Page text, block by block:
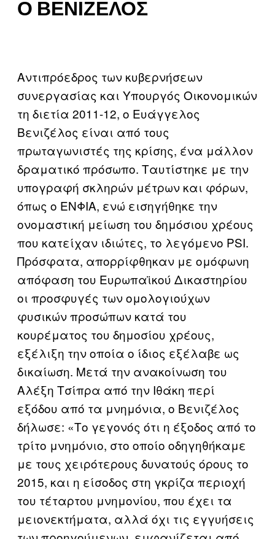
Ο ΒΕΝΙΖΈΛΟΣ
Αντιπρόεδρος των κυβερνήσεων
συνεργασίας και Υπουργός Οικονομικών
τη διετία 2011-12, ο Ευάγγελος
Βενιζέλος είναι από τους
πρωταγωνιστές της κρίσης, ένα μάλλον
δραματικό πρόσωπο. Ταυτίστηκε με την
υπογραφή σκληρών μέτρων και φόρων,
όπως ο ΕΝΦΙΑ, ενώ εισηγήθηκε την
ονομαστική μείωση του δημόσιου χρέους
που κατείχαν ιδιώτες, το λεγόμενο PSI.
Πρόσφατα, απορρίφθηκαν με ομόφωνη
απόφαση του Ευρωπαϊκού Δικαστηρίου
οι προσφυγές των ομολογιούχων
φυσικών προσώπων κατά του
κουρέματος του δημοσίου χρέους,
εξέλιξη την οποία ο ίδιος εξέλαβε ως
δικαίωση. Μετά την ανακοίνωση του
Αλέξη Τσίπρα από την Ιθάκη περί
εξόδου από τα μνημόνια, ο Βενιζέλος
δήλωσε: «Tο γεγονός ότι η έξοδος από το
τρίτo μνημόνιο, στο οποίο οδηγηθήκαμε
με τους χειρότερους δυνατούς όρους το
2015, και η είσοδος στη γκρίζα περιοχή
του τέταρτου μνημονίου, που έχει τα
μειονεκτήματα, αλλά όχι τις εγγυήσεις